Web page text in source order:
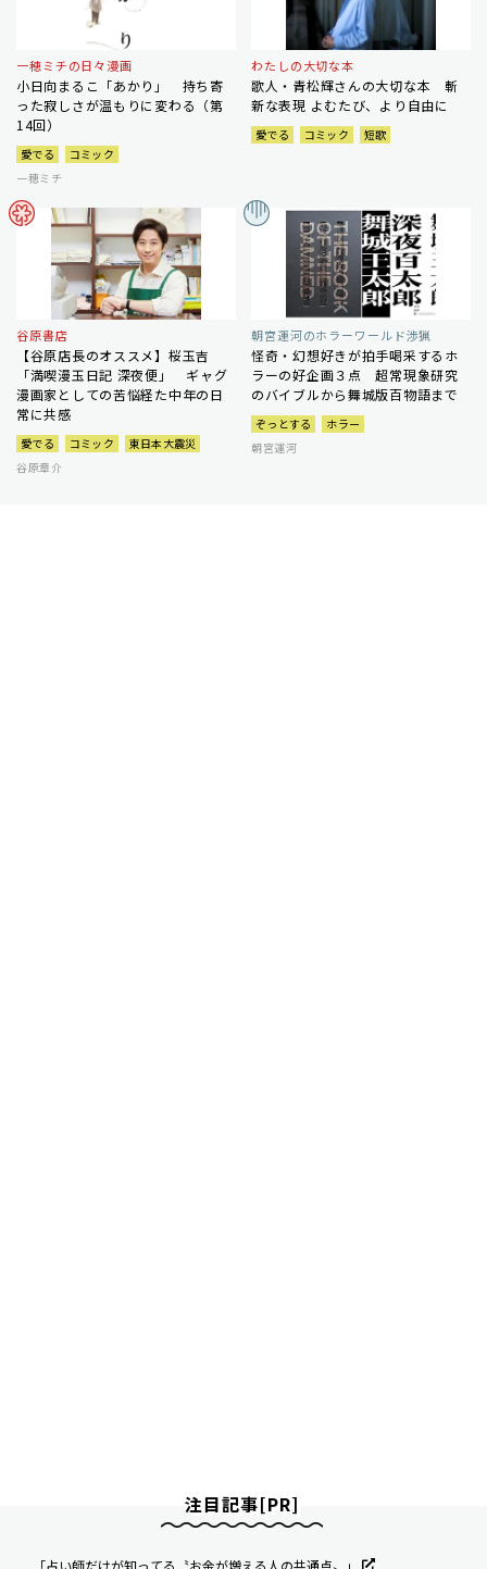
一穂ミチの日々漫画
小日向まるこ「あかり」 持ち寄
った寂しさが温もりに変わる（第
14回）
愛でる
コミック
一穂ミチ
わたしの大切な本
歌人・青松輝さんの大切な本 斬
新な表現 よむたび、より自由に
愛でる コミック 短歌
谷原書店
【谷原店長のオススメ】桜玉吉
「満喫漫玉日記 深夜便」 ギャグ
漫画家としての苦悩経た中年の日
常に共感
愛でる コミック
東日本大震災
谷原章介
朝宮運河のホラーワールド渉猟
怪奇・幻想好きが拍手喝采するホ
ラーの好企画３点 超常現象研究
のバイブルから舞城版百物語まで
ぞっとする
ホラー
朝宮運河
注目記事[PR]
「占い師だけが知ってる〝お金が増える人の共通点〟」